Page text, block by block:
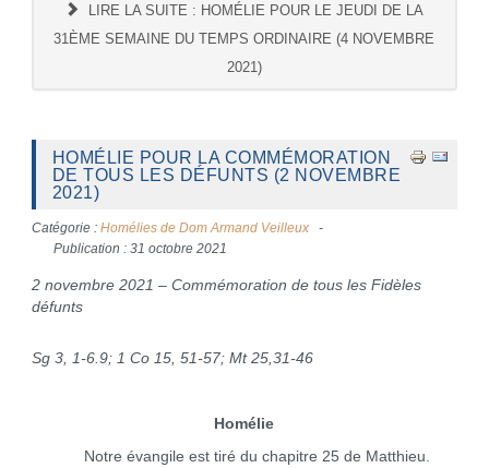
LIRE LA SUITE : HOMÉLIE POUR LE JEUDI DE LA
31ÈME SEMAINE DU TEMPS ORDINAIRE (4 NOVEMBRE
2021)
HOMÉLIE POUR LA COMMÉMORATION
DE TOUS LES DÉFUNTS (2 NOVEMBRE
2021)
Catégorie : Homélies de Dom Armand Veilleux
Publication : 31 octobre 2021
2 novembre 2021 – Commémoration de tous les Fidèles
défunts
Sg 3, 1-6.9;1 Co 15, 51-57; Mt 25,31-46
Homélie
Notre évangile est tiré du chapitre 25 de Matthieu.